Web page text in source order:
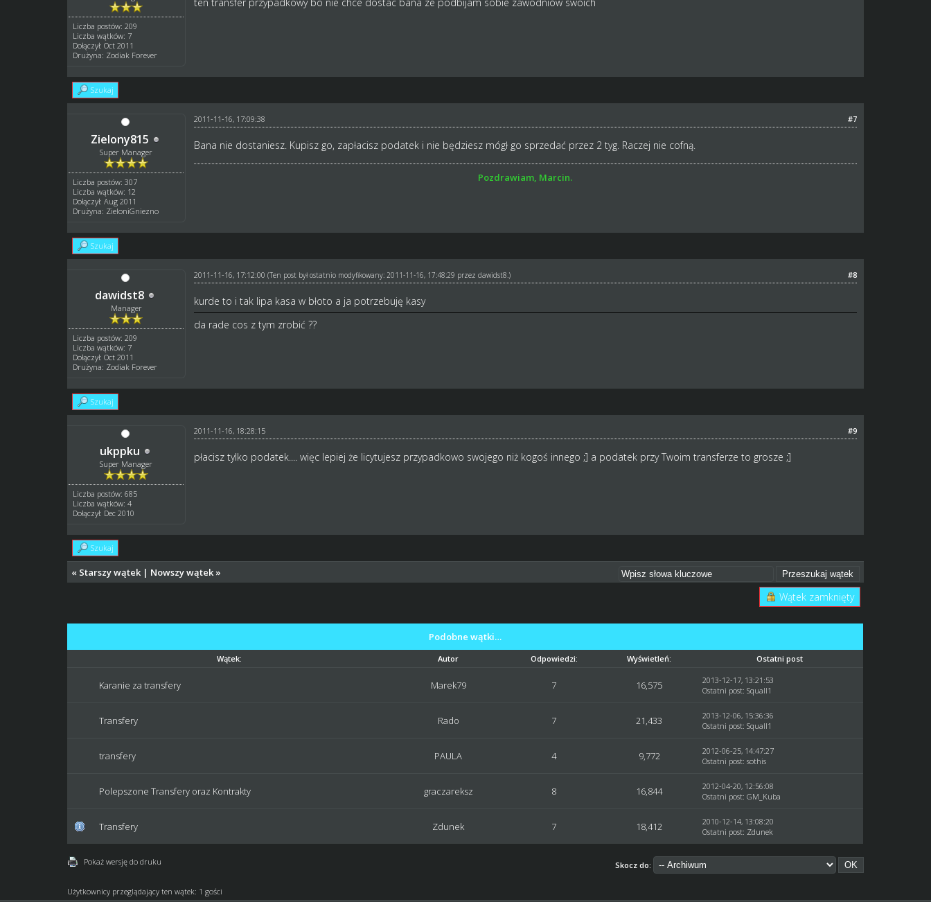
Liczba postów: 209
Liczba wątków: 7
Dołączył: Oct 2011
Drużyna: Zodiak Forever
Szukaj
Zielony815
Super Manager
Liczba postów: 307
Liczba wątków: 12
Dołączył: Aug 2011
Drużyna: ZieloniGniezno
#7
2011-11-16, 17:09:38
Bana nie dostaniesz. Kupisz go, zapłacisz podatek i nie będziesz mógł go sprzedać przez 2 tyg. Raczej nie cofną.
Pozdrawiam, Marcin.
Szukaj
dawidst8
Manager
Liczba postów: 209
Liczba wątków: 7
Dołączył: Oct 2011
Drużyna: Zodiak Forever
#8
2011-11-16, 17:12:00 (Ten post był ostatnio modyfikowany: 2011-11-16, 17:48:29 przez dawidst8.)
kurde to i tak lipa kasa w błoto a ja potrzebuję kasy
da rade cos z tym zrobić ??
Szukaj
ukppku
Super Manager
Liczba postów: 685
Liczba wątków: 4
Dołączył: Dec 2010
#9
2011-11-16, 18:28:15
płacisz tylko podatek.... więc lepiej że licytujesz przypadkowo swojego niż kogoś innego ;] a podatek przy Twoim transferze to grosze ;]
Szukaj
« Starszy wątek | Nowszy wątek »
Wątek zamknięty
Podobne wątki…
Wątek: Autor Odpowiedzi: Wyświetleń: Ostatni post
Karanie za transfery Marek79 7 16,575
2013-12-17, 13:21:53
Ostatni post:Squall1
Transfery Rado 7 21,433
2013-12-06, 15:36:36
Ostatni post:Squall1
transfery PAULA 4 9,772
2012-06-25, 14:47:27
Ostatni post:sothis
Polepszone Transfery oraz Kontrakty graczareksz 8 16,844
2012-04-20, 12:56:08
Ostatni post:GM_Kuba
Transfery Zdunek 7 18,412
2010-12-14, 13:08:20
Ostatni post: Zdunek
Pokaż wersję do druku Skocz do:
Użytkownicy przeglądający ten wątek: 1 gości